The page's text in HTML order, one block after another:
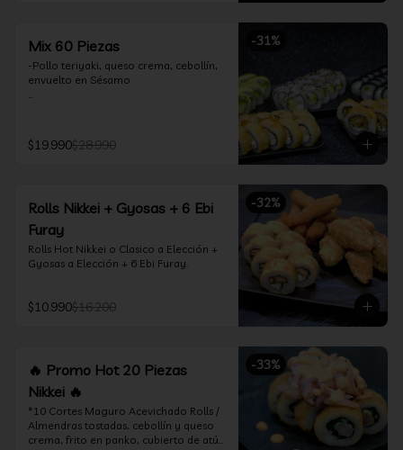
-31%
Mix 60 Piezas
-Pollo teriyaki, queso crema, cebollín,
envuelto en Sésamo
-Camarón furay, queso crema,
frito en tempura.
-Kanikama, queso crema, envuelto en
nori (hosomaki)
$19.990$28.990
-32%
Rolls Nikkei + Gyosas + 6 Ebi
Furay
Rolls Hot Nikkei o Clasico a Elección +
Gyosas a Elección + 6 Ebi Furay.
$10.990$16.200
-33%
🔥 Promo Hot 20 Piezas
Nikkei 🔥
*10 Cortes Maguro Acevichado Rolls /
Almendras tostadas, cebollín y queso
crema, frito en panko, cubierto de atún